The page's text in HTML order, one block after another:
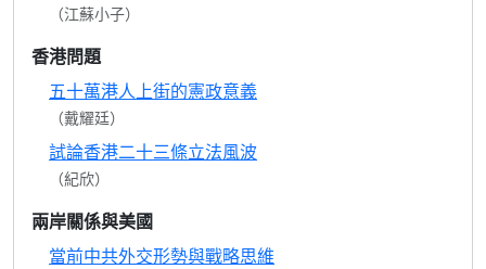
（江蘇小子）
香港問題
五十萬港人上街的憲政意義
（戴耀廷）
試論香港二十三條立法風波
（紀欣）
兩岸關係與美國
當前中共外交形勢與戰略思維